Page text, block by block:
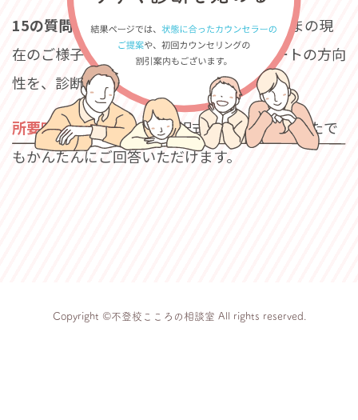
15の質問にお答えいただくことで、お子さまの現
在のご様子やご家庭の希望に沿ったサポートの方向
性を、診断結果としてお伝えします。
所要時間は約3分です。選択式が中心で、どなたで
もかんたんにご回答いただけます。
Copyright ©不登校こころの相談室 All rights reserved.